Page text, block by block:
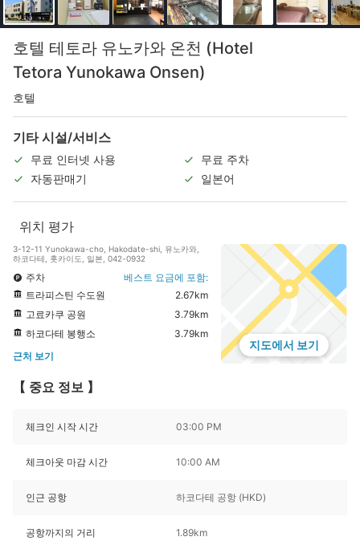
호텔 테토라 유노카와 온천 (Hotel
Tetora Yunokawa Onsen)
호텔
기타 시설/서비스
무료 인터넷 사용
무료 주차
자동판매기
일본어
위치 평가
3-12-11 Yunokawa-cho, Hakodate-shi, 유노카와,
하코다테, 홋카이도, 일본, 042-0932
주차
베스트 요금에 포함:
트라피스틴 수도원
2.67km
고료카쿠 공원
3.79km
하코다테 봉행소
3.79km
근처 보기
지도에서 보기
【 중요 정보 】
체크인 시작 시간 03:00 PM
체크아웃 마감 시간 10:00 AM
인근 공항 하코다테 공항 (HKD)
공항까지의 거리 1.89km